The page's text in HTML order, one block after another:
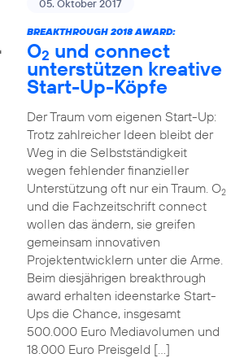
05. Oktober 2017
BREAKTHROUGH 2018 AWARD:
O2 und connect
unterstützen kreative
Start-Up-Köpfe
Der Traum vom eigenen Start-Up:
Trotz zahlreicher Ideen bleibt der
Weg in die Selbstständigkeit
wegen fehlender finanzieller
Unterstützung oft nur ein Traum. O2
und die Fachzeitschrift connect
wollen das ändern, sie greifen
gemeinsam innovativen
Projektentwicklern unter die Arme.
Beim diesjährigen breakthrough
award erhalten ideenstarke Start-
Ups die Chance, insgesamt
500.000 Euro Mediavolumen und
18.000 Euro Preisgeld […]